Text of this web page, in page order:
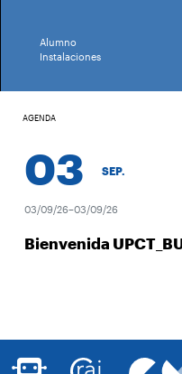
Alumno
Instalaciones
AGENDA
03 SEP.
03/09/26–03/09/26
Bienvenida